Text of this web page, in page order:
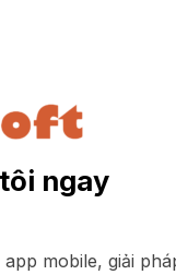
ngay
mobile, giải